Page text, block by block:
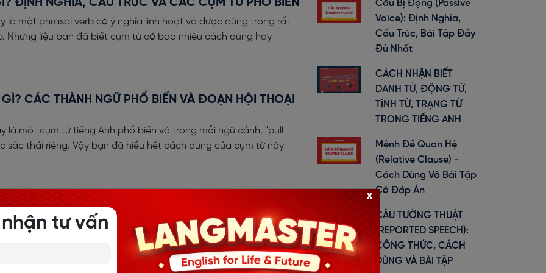
ĐỊNH NGHĨA, CẤU TRÚC VÀ CÁC CỤM TỪ PHỔ BIẾN
là một phrasal verb có ý nghĩa linh hoạt và được dùng trong rất
Nhưng liệu bạn đã biết cụm từ có bao nhiêu cách dùng hay
GÌ? CÁC THÀNH NGỮ PHỔ BIẾN VÀ ĐOẠN HỘI THOẠI
là một cụm từ tiếng Anh phổ biến và trong mỗi ngữ cảnh, "pull
sắc thái riêng. Vậy bạn đã hiểu hết cách dùng của cụm từ này
TRONG TIẾNG ANH: CẤU TRÚC VÀ BÀI TẬP CÓ ĐÁP
hơn rất phổ biến trong cả tiếng Anh giao tiếp hằng ngày và các
ra 10 phút để nắm chắc phần kiến thức này với Langmaster nhé!
Câu Bị Động (Passive
Voice): Định Nghĩa,
Cấu Trúc, Bài Tập Đầy
Đủ Nhất
CÁCH NHẬN BIẾT
DANH TỪ, ĐỘNG TỪ,
TÍNH TỪ, TRẠNG TỪ
TRONG TIẾNG ANH
Mệnh Đề Quan Hệ
(Relative Clause) -
Cách Dùng Và Bài Tập
Có Đáp Án
CÂU TƯỜNG THUẬT
(REPORTED SPEECH):
CÔNG THỨC, CÁCH
DÙNG VÀ BÀI TẬP
tư vấn
x